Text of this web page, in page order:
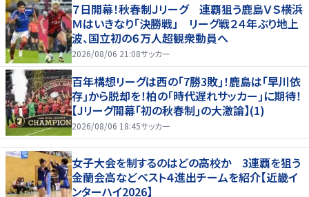
７日開幕！秋春制Ｊリーグ 連覇狙う鹿島ＶＳ横浜
Ｍはいきなり「決勝戦」 リーグ戦２４年ぶり地上
波、国立初の６万人超観衆動員へ
2026/08/06 21:08サッカー
百年構想リーグは西の｢7勝3敗｣！鹿島は｢早川依
存｣から脱却を！柏の｢時代遅れサッカー｣に期待！
【Jリーグ開幕｢初の秋春制｣の大激論】(1)
2026/08/06 18:45サッカー
女子大会を制するのはどの高校か 3連覇を狙う
金蘭会高などベスト４進出チームを紹介【近畿イ
ンターハイ2026】